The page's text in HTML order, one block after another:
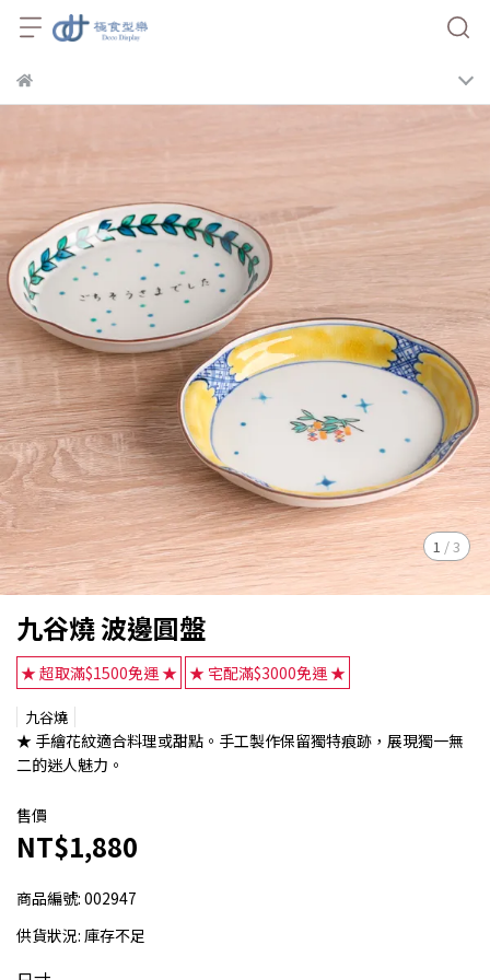
1 /3
九谷燒 波邊圓盤
★ 超取滿$1500免運 ★ ★ 宅配滿$3000免運 ★
九谷燒
★ 手繪花紋適合料理或甜點。手工製作保留獨特痕跡，展現獨一無
二的迷人魅力。
售價
NT$1,880
商品編號: 002947
供貨狀況: 庫存不足